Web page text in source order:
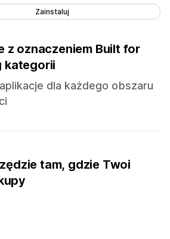
Zainstaluj
z oznaczeniem Built for
kategorii
dla każdego obszaru
tam, gdzie Twoi